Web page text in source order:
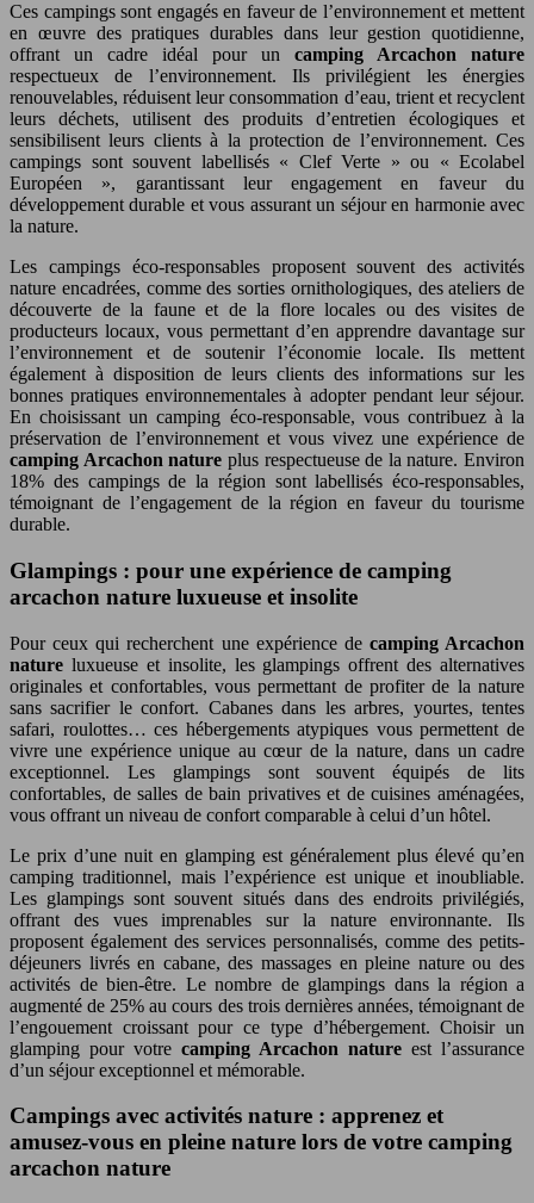
Ces campings sont engagés en faveur de l’environnement et mettent
en œuvre des pratiques durables dans leur gestion quotidienne,
offrant un cadre idéal pour un camping Arcachon nature
respectueux de l’environnement. Ils privilégient les énergies
renouvelables, réduisent leur consommation d’eau, trient et recyclent
leurs déchets, utilisent des produits d’entretien écologiques et
sensibilisent leurs clients à la protection de l’environnement. Ces
campings sont souvent labellisés « Clef Verte » ou « Ecolabel
Européen », garantissant leur engagement en faveur du
développement durable et vous assurant un séjour en harmonie avec
la nature.
Les campings éco-responsables proposent souvent des activités
nature encadrées, comme des sorties ornithologiques, des ateliers de
découverte de la faune et de la flore locales ou des visites de
producteurs locaux, vous permettant d’en apprendre davantage sur
l’environnement et de soutenir l’économie locale. Ils mettent
également à disposition de leurs clients des informations sur les
bonnes pratiques environnementales à adopter pendant leur séjour.
En choisissant un camping éco-responsable, vous contribuez à la
préservation de l’environnement et vous vivez une expérience de
camping Arcachon nature plus respectueuse de la nature. Environ
18% des campings de la région sont labellisés éco-responsables,
témoignant de l’engagement de la région en faveur du tourisme
durable.
Glampings : pour une expérience de camping
arcachon nature luxueuse et insolite
Pour ceux qui recherchent une expérience de camping Arcachon
nature luxueuse et insolite, les glampings offrent des alternatives
originales et confortables, vous permettant de profiter de la nature
sans sacrifier le confort. Cabanes dans les arbres, yourtes, tentes
safari, roulottes… ces hébergements atypiques vous permettent de
vivre une expérience unique au cœur de la nature, dans un cadre
exceptionnel. Les glampings sont souvent équipés de lits
confortables, de salles de bain privatives et de cuisines aménagées,
vous offrant un niveau de confort comparable à celui d’un hôtel.
Le prix d’une nuit en glamping est généralement plus élevé qu’en
camping traditionnel, mais l’expérience est unique et inoubliable.
Les glampings sont souvent situés dans des endroits privilégiés,
offrant des vues imprenables sur la nature environnante. Ils
proposent également des services personnalisés, comme des petits-
déjeuners livrés en cabane, des massages en pleine nature ou des
activités de bien-être. Le nombre de glampings dans la région a
augmenté de 25% au cours des trois dernières années, témoignant de
l’engouement croissant pour ce type d’hébergement. Choisir un
glamping pour votre camping Arcachon nature est l’assurance
d’un séjour exceptionnel et mémorable.
Campings avec activités nature : apprenez et
amusez-vous en pleine nature lors de votre camping
arcachon nature